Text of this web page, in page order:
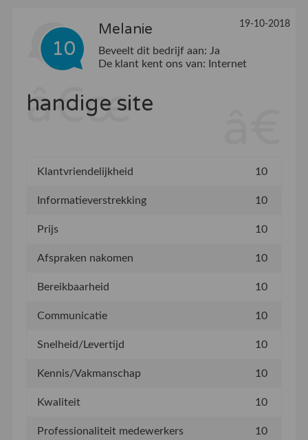
10
Melanie 19-10-2018
Beveelt dit bedrijf aan: Ja
De klant kent ons van:
Internet
handige site
Klantvriendelijkheid 10
Informatieverstrekking 10
Prijs 10
Afspraken nakomen 10
Bereikbaarheid 10
Communicatie 10
Snelheid/Levertijd 10
Kennis/Vakmanschap 10
Kwaliteit 10
Professionaliteit medewerkers 10